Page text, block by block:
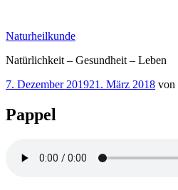
springen
Naturheilkunde
Natürlichkeit – Gesundheit – Leben
Veröffentlicht
7. Dezember 201921. März 2018 von
Pappel